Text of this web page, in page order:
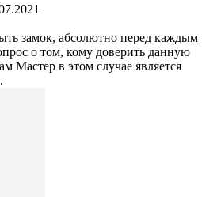
замок, абсолютно перед каждым
о том, кому доверить данную
Мастер в этом случае является